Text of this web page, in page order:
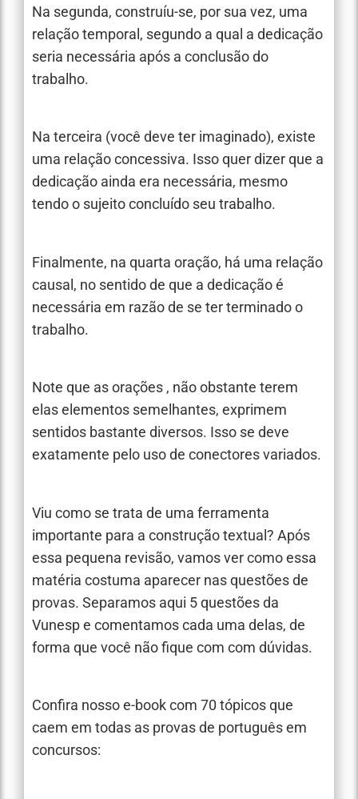
Na segunda, construíu-se, por sua vez, uma
relação temporal, segundo a qual a dedicação
seria necessária após a conclusão do
trabalho.
Na terceira (você deve ter imaginado), existe
uma relação concessiva. Isso quer dizer que a
dedicação ainda era necessária, mesmo
tendo o sujeito concluído seu trabalho.
Finalmente, na quarta oração, há uma relação
causal, no sentido de que a dedicação é
necessária em razão de se ter terminado o
trabalho.
Note que as orações , não obstante terem
elas elementos semelhantes, exprimem
sentidos bastante diversos. Isso se deve
exatamente pelo uso de conectores variados.
Viu como se trata de uma ferramenta
importante para a construção textual? Após
essa pequena revisão, vamos ver como essa
matéria costuma aparecer nas questões de
provas. Separamos aqui 5 questões da
Vunesp e comentamos cada uma delas, de
forma que você não fique com com dúvidas.
Confira nosso e-book com 70 tópicos que
caem em todas as provas de português em
concursos: